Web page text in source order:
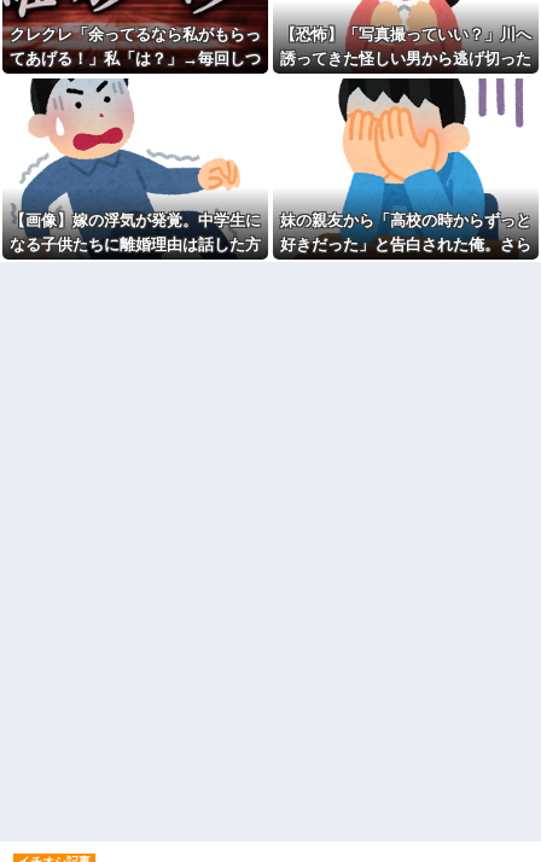
何処情報か知らんけど定期的
に嘘情報を流す馬鹿がいる
飲み屋でケンカした相手をコ
ロした男の弁護をした。そして
数年後、因果応報を思わせる出
来事が…
熊本地震で居酒屋から温泉が
湧き出るｗｗｗｗｗｗｗｗ
【悲報】思春期の娘に「キモ
ッ」と言われたお父さん、グレ
るｗｗｗｗｗｗｗ
吉岡里帆が橋本環奈、広瀬す
ずクラスになれなかった理由ｗ
ｗｗｗｗｗ
【愚痴】義父はなんとなく、
「旦那より義弟」を可愛がって
いる感じがする。旦那もそれを
感じていて、義母にも相談した
ことがあるらしい。見ていると
なんだか切ない。
近寄りがたい怖いキャラを目
指していた俺は自己紹介カード
の自画像に自分だけそこにオリ
ジナルの氏神を描いた
③【相談】相談者「嫁から連
れ子の息子への愛が足りないか
ら離婚を考えてると言われた」
住民「嫁の高望みかな？」相談
者「嫁にここ見せたら顔真っ赤
クレクレ「余ってるなら私がもらっ
てあげる！」私「は？」→毎回しつ
こく食い下がるので、ある方法を試
した結果…
【恐怖】「写真撮っていい？」川へ
誘ってきた怪しい男から逃げ切った
私⇒テレビに映った『衝撃の顔』に
絶句
【画像】嫁の浮気が発覚。中学生に
なる子供たちに離婚理由は話した方
妹の親友から「高校の時からずっと
好きだった」と告白された俺。さら